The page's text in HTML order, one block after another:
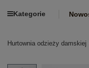
Kategorie
Hurtownia odzieży damskiej